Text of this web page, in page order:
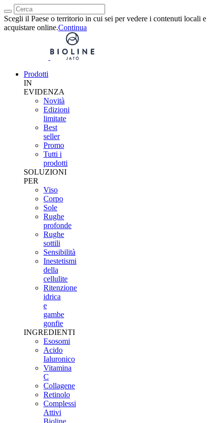
Scegli il Paese o territorio in cui sei per vedere i contenuti locali e
acquistare online.Continua
Prodotti
IN
EVIDENZA
Novità
Edizioni
limitate
Best
seller
Promo
Tutti i
prodotti
SOLUZIONI
PER
Viso
Corpo
Sole
Rughe
profonde
Rughe
sottili
Sensibilità
Inestetismi
della
cellulite
Ritenzione
idrica
e
gambe
gonfie
INGREDIENTI
Esosomi
Acido
Ialuronico
Vitamina
C
Collagene
Retinolo
Complessi
Attivi
Bioline